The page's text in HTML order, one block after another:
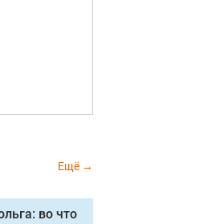
Ещё
во что